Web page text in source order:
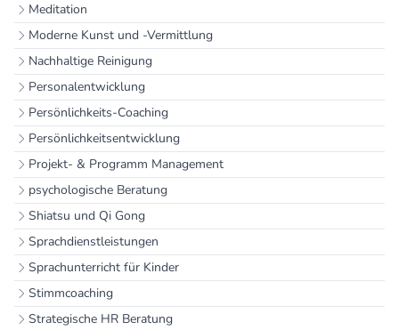
Meditation
Moderne Kunst und -Vermittlung
Nachhaltige Reinigung
Personalentwicklung
Persönlichkeits-Coaching
Persönlichkeitsentwicklung
Projekt- & Programm Management
psychologische Beratung
Shiatsu und Qi Gong
Sprachdienstleistungen
Sprachunterricht für Kinder
Stimmcoaching
Strategische HR Beratung